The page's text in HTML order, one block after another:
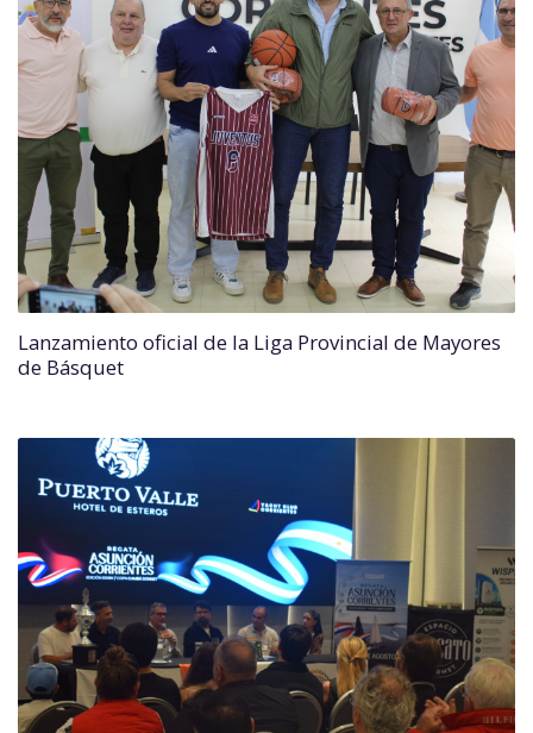
Lanzamiento oficial de la Liga Provincial de Mayores
de Básquet